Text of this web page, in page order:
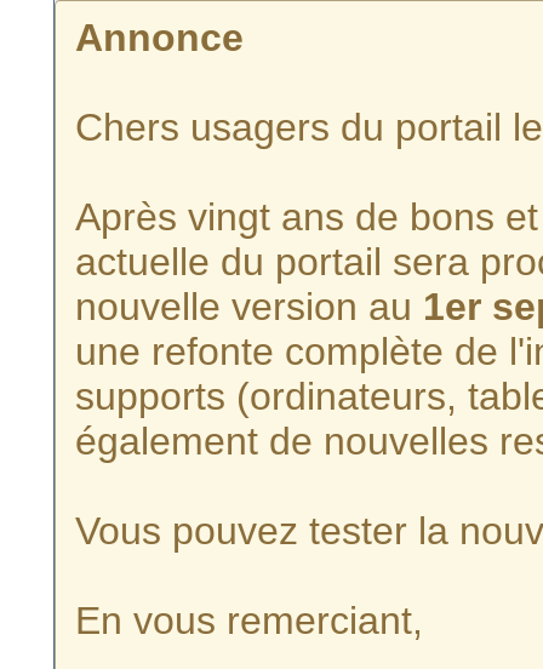
Annonce
Chers usagers du portail
Après vingt ans de bons
actuelle du portail sera
nouvelle version au 1er
une refonte complète de
supports (ordinateurs,
également de nouvelles
Vous pouvez tester la
En vous remerciant,